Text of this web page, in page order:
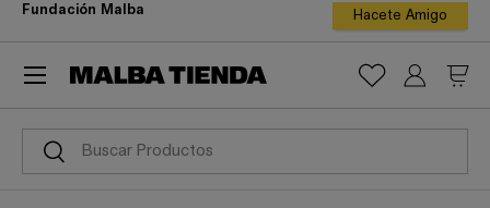
ir al contenido
Fundación Malba Hacete Amigo
Buscar
Buscar
Iniciar
Menú